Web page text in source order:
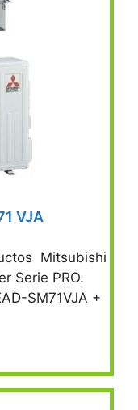
VJA
Mitsubishi
Serie PRO.
SM71VJA +